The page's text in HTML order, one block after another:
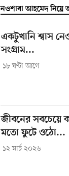
নওশাবা আহমেদ
একটুখানি শ্বাস
সংগ্রাম...
১৮ ঘণ্টা আগে
জীবনের সবচেয়ে
মতো ফুটে ওঠো...
১২ মার্চ ২০২৬